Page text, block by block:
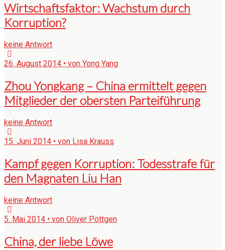
Wirtschaftsfaktor: Wachstum durch
Korruption?
keine Antwort
26. August 2014 • von Yong Yang
Zhou Yongkang – China ermittelt gegen
Mitglieder der obersten Parteiführung
keine Antwort
15. Juni 2014 • von Lisa Krauss
Kampf gegen Korruption: Todesstrafe für
den Magnaten Liu Han
keine Antwort
5. Mai 2014 • von Oliver Pöttgen
China, der liebe Löwe